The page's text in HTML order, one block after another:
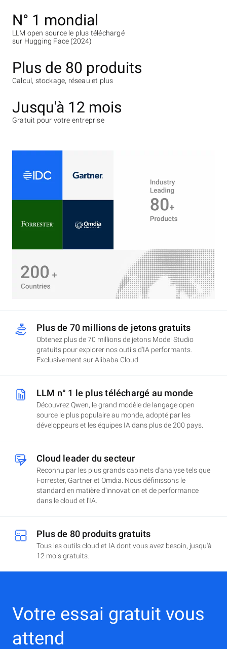
N° 1 mondial
LLM open source le plus téléchargé
sur Hugging Face (2024)
Plus de 80 produits
Calcul, stockage, réseau et plus
Jusqu'à 12 mois
Gratuit pour votre entreprise
Plus de 70 millions de jetons gratuits
Obtenez plus de 70 millions de jetons Model Studio
gratuits pour explorer nos outils d'IA performants.
Exclusivement sur Alibaba Cloud.
LLM n° 1 le plus téléchargé au monde
Découvrez Qwen, le grand modèle de langage open
source le plus populaire au monde, adopté par les
développeurs et les équipes IA dans plus de 200 pays.
Cloud leader du secteur
Reconnu par les plus grands cabinets d'analyse tels que
Forrester, Gartner et Omdia. Nous définissons le
standard en matière d'innovation et de performance
dans le cloud et l'IA.
Plus de 80 produits gratuits
Tous les outils cloud et IA dont vous avez besoin, jusqu'à
12 mois gratuits.
Votre essai gratuit vous
attend